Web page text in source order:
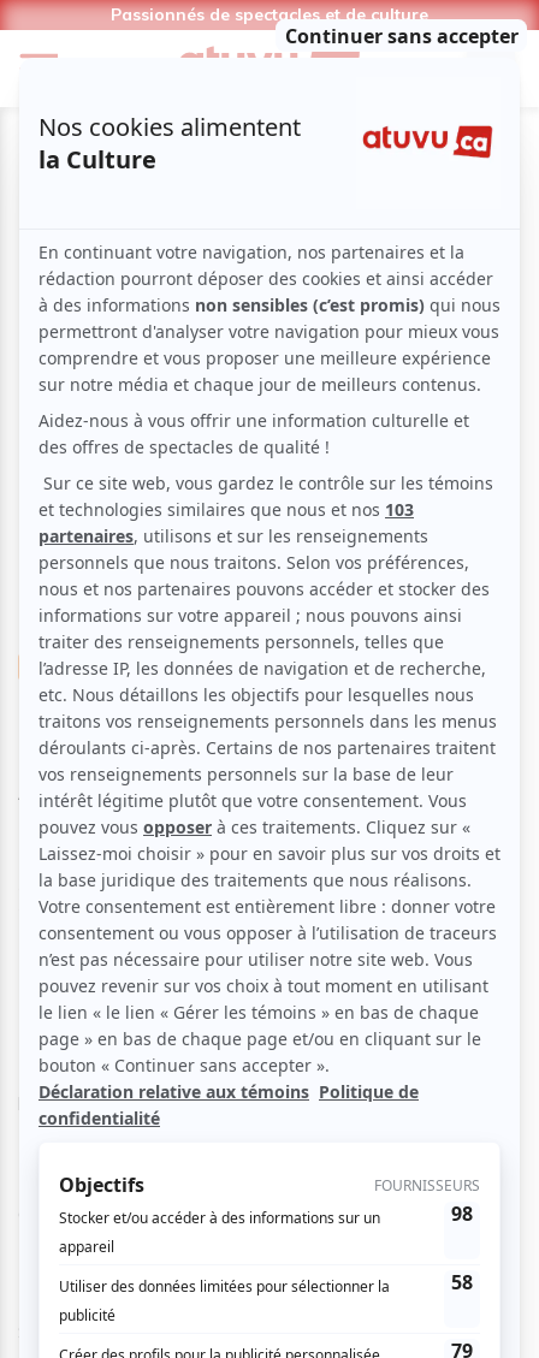
Passionnés de spectacles et de culture
Improvisation Humour Musicale
Star Story
Aucune offre promotionnelle
disponible
Soyez les premiers avisés dès qu'il y aura une offre promo
pour Star Story:INSCRIVEZ-VOUS
15 chansons, 4 stars, 1 public sans merci.
Un spectacle d'improvisation en chansons qui repousse les
limites de l'imaginaire musical... et de l'absurde.
Un univers glamour où l'on trouve la gloire... ou la
déchéance.
Mettant en vedette :
Sophie Caron